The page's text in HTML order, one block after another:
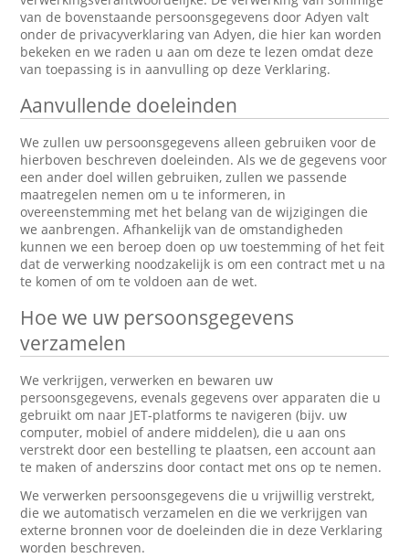
van de bovenstaande persoonsgegevens door Adyen valt
onder de privacyverklaring van Adyen, die hier kan worden
bekeken en we raden u aan om deze te lezen omdat deze
van toepassing is in aanvulling op deze Verklaring.
Aanvullende doeleinden
We zullen uw persoonsgegevens alleen gebruiken voor de
hierboven beschreven doeleinden. Als we de gegevens voor
een ander doel willen gebruiken, zullen we passende
maatregelen nemen om u te informeren, in
overeenstemming met het belang van de wijzigingen die
we aanbrengen. Afhankelijk van de omstandigheden
kunnen we een beroep doen op uw toestemming of het feit
dat de verwerking noodzakelijk is om een contract met u na
te komen of om te voldoen aan de wet.
Hoe we uw persoonsgegevens
verzamelen
We verkrijgen, verwerken en bewaren uw
persoonsgegevens, evenals gegevens over apparaten die u
gebruikt om naar JET-platforms te navigeren (bijv. uw
computer, mobiel of andere middelen), die u aan ons
verstrekt door een bestelling te plaatsen, een account aan
te maken of anderszins door contact met ons op te nemen.
We verwerken persoonsgegevens die u vrijwillig verstrekt,
die we automatisch verzamelen en die we verkrijgen van
externe bronnen voor de doeleinden die in deze Verklaring
worden beschreven.